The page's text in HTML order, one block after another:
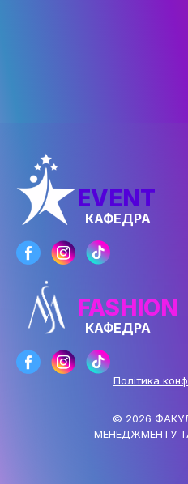
НАУКА
НАУК.РОБОТА
ПІДВИЩЕННЯ
ЯКІСТЬ ОСВІТИ
ЗДОБУВАЧІВ
EVENT
КАФЕДРА
FASHION
КАФЕДРА
Політика
© 2026
МЕНЕДЖМЕНТУ